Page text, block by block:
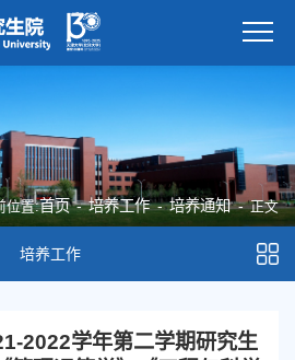
位置:首页 - 培养工作 - 培养通知 - 正文
培养工作
2022学年第二学期研究生